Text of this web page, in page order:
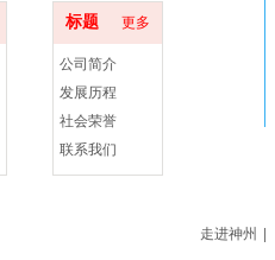
标题 更多
公司简介
发展历程
社会荣誉
联系我们
走进神州